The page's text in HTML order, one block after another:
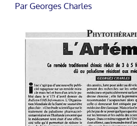
Par Georges Charles